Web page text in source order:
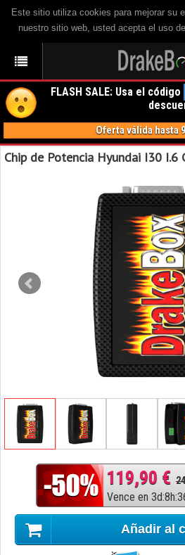
Este sitio utiliza cookies para mejorar su
nuestro sitio web, usted acepta el uso
FLASH SALE: Usa el código
Oferta válida hasta
Chip de Potencia Hyundai I30 I.6
119,90 €
Vence en 3d:8h:
Añadir al